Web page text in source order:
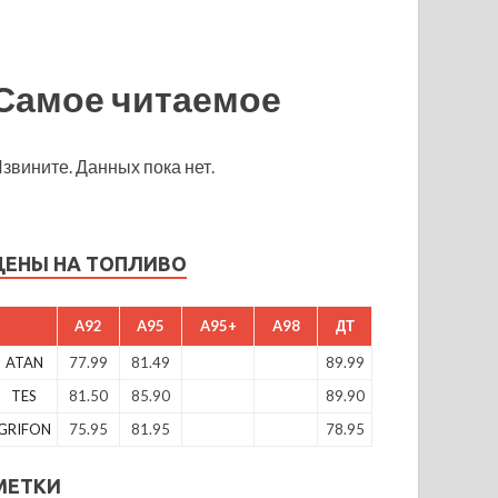
читаемое
Данных пока нет.
НА ТОПЛИВО
A92 A95 A95+ A98 ДТ
ATAN 77.99 81.49
89.99
TES
81.50 85.90
89.90
75.95 81.95 78.95